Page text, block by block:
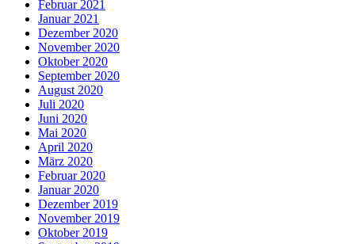
Februar 2021
Januar 2021
Dezember 2020
November 2020
Oktober 2020
September 2020
August 2020
Juli 2020
Juni 2020
Mai 2020
April 2020
März 2020
Februar 2020
Januar 2020
Dezember 2019
November 2019
Oktober 2019